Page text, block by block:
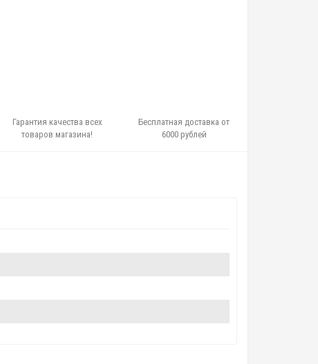
Гарантия качества всех
товаров магазина!
Бесплатная доставка от
6000 рублей